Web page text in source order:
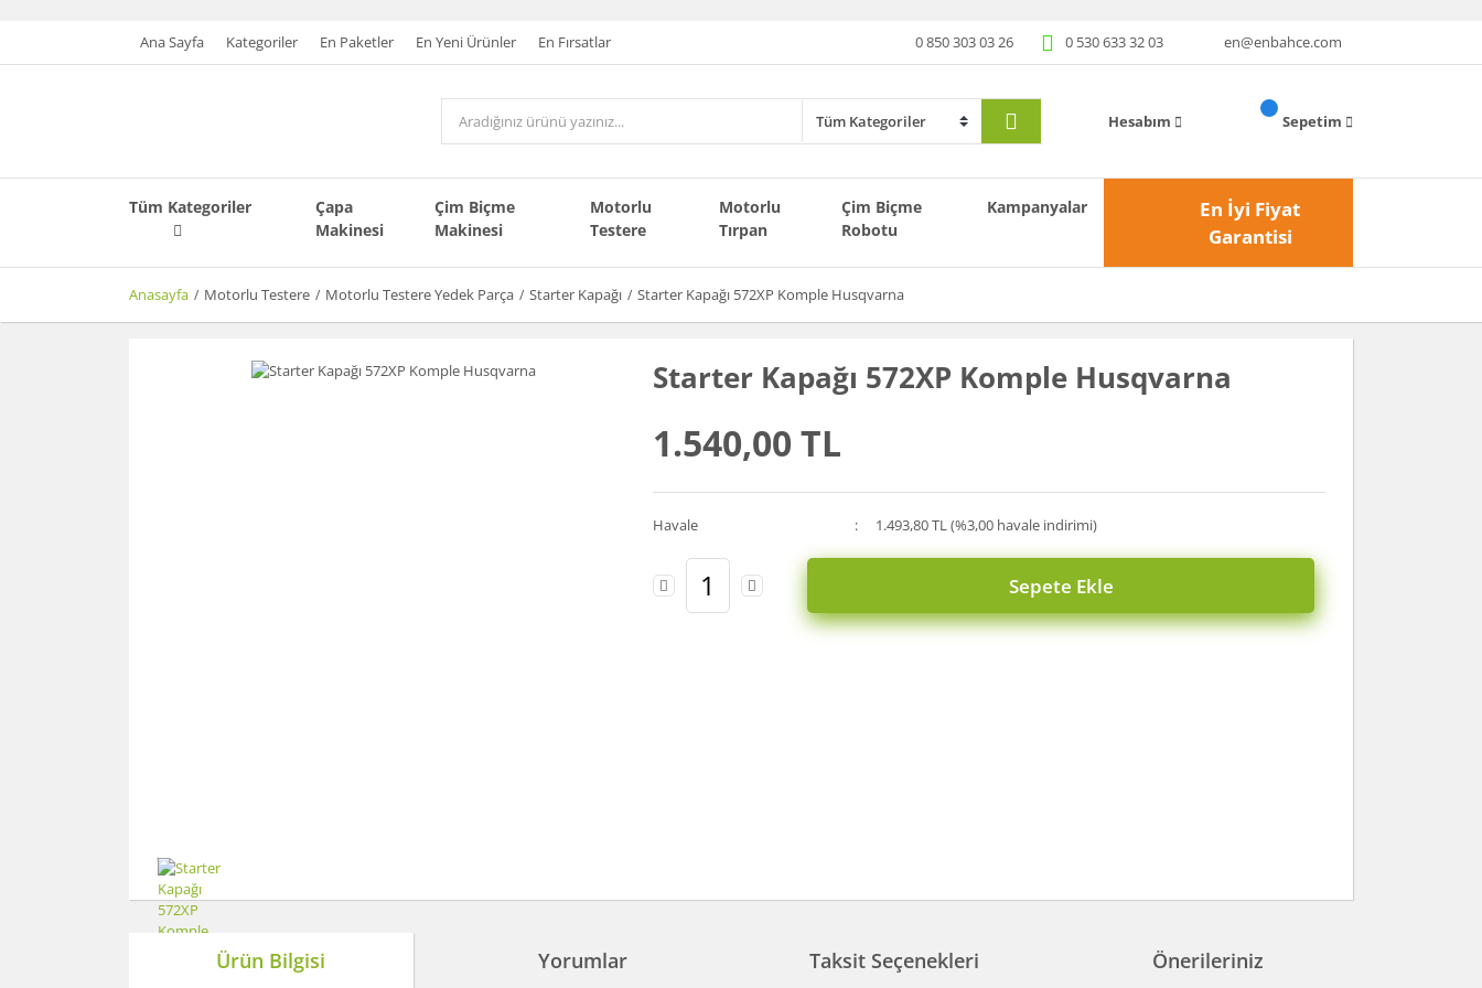
Ana Sayfa Kategoriler En Paketler En Yeni Ürünler En Fırsatlar 0 850 303 03 26 0 530 633 32 03 en@enbahce.com
Hesabım Sepetim
Tüm Kategoriler
Çapa
Makinesi
Çim Biçme
Makinesi
Motorlu
Testere
Motorlu
Tırpan
Çim Biçme
Robotu
Kampanyalar
En İyi Fiyat
Garantisi
Anasayfa Motorlu Testere Motorlu Testere Yedek Parça Starter Kapağı Starter Kapağı 572XP Komple Husqvarna
Starter Kapağı 572XP Komple Husqvarna
1.540,00 TL
Havale 1.493,80 TL (%3,00 havale indirimi)
Sepete Ekle
Ürün Bilgisi Yorumlar Taksit Seçenekleri Önerileriniz